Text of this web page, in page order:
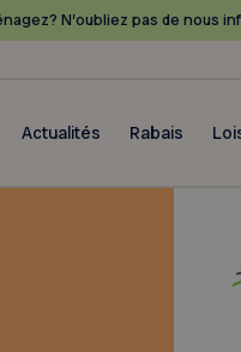
N’oubliez pas de nous
Actualités Rabais